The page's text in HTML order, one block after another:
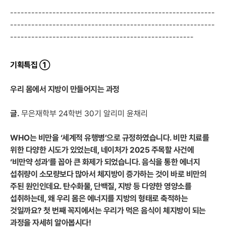
----------------------------------------------------------
----------------------------------------------------------
----------------------------------------------------
기획특집 ①
우리 몸에서 지방이 만들어지는 과정
글. 무은재학부 24학번 30기 알리미 윤채리
WHO는 비만을 ‘세계적 유행병’으로 규정하였습니다. 비만 치료를
위한 다양한 시도가 있었는데, 네이처가 2025 주목할 사건에
‘비만약 성과’를 꼽아 큰 화제가 되었습니다. 음식을 통한 에너지
섭취량이 소모량보다 많아서 체지방이 증가하는 것이 바로 비만의
주된 원인인데요. 탄수화물, 단백질, 지방 등 다양한 영양소를
섭취하는데, 왜 우리 몸은 에너지를 지방의 형태로 축적하는
것일까요? 첫 번째 꼭지에서는 우리가 먹은 음식이 체지방이 되는
과정을 자세히 알아봅시다!